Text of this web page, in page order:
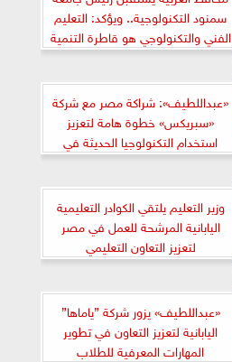
سمنود التكنولوجية.. ويؤكد: التعليم
الفني والتكنولوجي هو قاطرة التنمية
الصناعية في مصر
«عبداللطيف»: شراكة مصر مع شركة
«سبريكس» خطوة هامة لتعزيز
استخدام التكنولوجيا الحديثة في
التعليم
وزير التعليم يلتقي الكوادر التعليمية
اليابانية المرشحة للعمل في مصر
لتعزيز التعاون التعليمي
«عبداللطيف» يزور شركة ”ياماها”
اليابانية لتعزيز التعاون في تطوير
المهارات المعرفية للطلاب